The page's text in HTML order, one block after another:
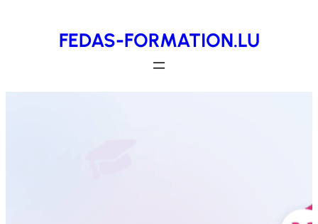
FEDAS-FORMATION.LU